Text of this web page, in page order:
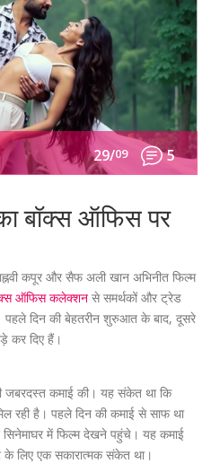
29/09 5
बॉक्स ऑफिस पर
कपूर और सैफ अली खान अभिनीत फिल्म
ऑफिस कलेक्शन से समर्थकों और ट्रेड
पहले दिन की बेहतरीन शुरुआत के बाद, दूसरे
कर दिए हैं।
जबरदस्त कमाई की। यह संकेत था कि
मिल रही है। पहले दिन की कमाई से साफ था
सिनेमाघर में फिल्म देखने पहुंचे। यह कमाई
के लिए एक सकारात्मक संकेत था।